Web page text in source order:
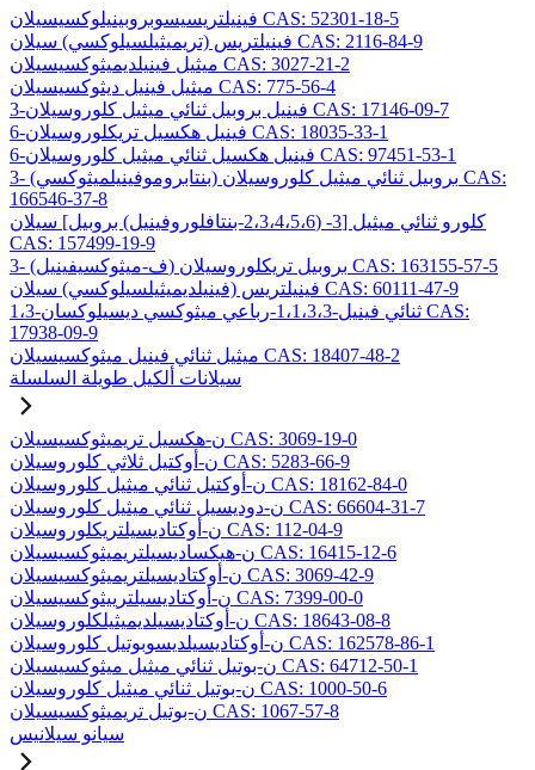
فينيلتريسيسوبروبينيلوكسيسيلان CAS: 52301-18-5
فينيلتريس (تريميثيلسيلوكسي) سيلان CAS: 2116-84-9
ميثيل فينيلديميثوكسيسيلان CAS: 3027-21-2
ميثيل فينيل ديثوكسيسيلان CAS: 775-56-4
3-فينيل بروبيل ثنائي ميثيل كلوروسيلان CAS: 17146-09-7
6-فينيل هكسيل تريكلوروسيلان CAS: 18035-33-1
6-فينيل هكسيل ثنائي ميثيل كلوروسيلان CAS: 97451-53-1
3- (بنتابروموفينيلميثوكسي) بروبيل ثنائي ميثيل كلوروسيلان CAS:
166546-37-8
كلورو ثنائي ميثيل [3- (2،3،4،5،6-بنتافلوروفينيل) بروبيل] سيلان
CAS: 157499-19-9
3- (ف-ميثوكسيفينيل) بروبيل تريكلوروسيلان CAS: 163155-57-5
فينيلتريس (فينيلديميثيلسيلوكسي) سيلان CAS: 60111-47-9
1،3-ثنائي فينيل-1،1،3،3-رباعي ميثوكسي ديسيلوكسان CAS:
17938-09-9
ميثيل ثنائي فينيل ميثوكسيسيلان CAS: 18407-48-2
سيلانات ألكيل طويلة السلسلة
ن-هكسيل تريميثوكسيسيلان CAS: 3069-19-0
ن-أوكتيل ثلاثي كلوروسيلان CAS: 5283-66-9
ن-أوكتيل ثنائي ميثيل كلوروسيلان CAS: 18162-84-0
ن-دوديسيل ثنائي ميثيل كلوروسيلان CAS: 66604-31-7
ن-أوكتاديسيلتريكلوروسيلان CAS: 112-04-9
ن-هيكساديسيلتريميثوكسيسيلان CAS: 16415-12-6
ن-أوكتاديسيلتريميثوكسيسيلان CAS: 3069-42-9
ن-أوكتاديسيلترييثوكسيسيلان CAS: 7399-00-0
ن-أوكتاديسيلديميثيلكلوروسيلان CAS: 18643-08-8
ن-أوكتاديسيلديسوبوتيل كلوروسيلان CAS: 162578-86-1
ن-بوتيل ثنائي ميثيل ميثوكسيسيلان CAS: 64712-50-1
ن-بوتيل ثنائي ميثيل كلوروسيلان CAS: 1000-50-6
ن-بوتيل تريميثوكسيسيلان CAS: 1067-57-8
سيانو سيلانيس